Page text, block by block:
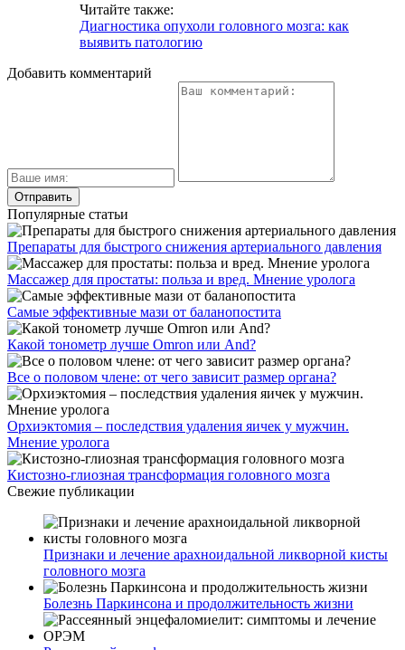
Читайте также:
Диагностика опухоли головного мозга: как
выявить патологию
Добавить комментарий
Популярные статьи
Препараты для быстрого снижения артериального давления
Массажер для простаты: польза и вред. Мнение уролога
Самые эффективные мази от баланопостита
Какой тонометр лучше Omron или And?
Все о половом члене: от чего зависит размер органа?
Орхиэктомия – последствия удаления яичек у мужчин.
Мнение уролога
Кистозно-глиозная трансформация головного мозга
Свежие публикации
Признаки и лечение арахноидальной ликворной кисты
головного мозга
Болезнь Паркинсона и продолжительность жизни